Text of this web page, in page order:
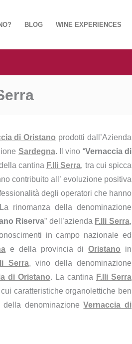
BLOG WINE EXPERIENCES
di Oristano prodotti dall’Azienda
Sardegna. Il vino “Vernaccia di
cantina F.lli Serra, tra cui spicca
contribuito all’ evoluzione positiva
degli operatori che hanno
rinomanza della denominazione
Riserva” dell’azienda F.lli Serra,
in campo nazionale ed
e della provincia diOristano in
Serra, vino della denominazione
di Oristano. La cantina F.lli Serra
caratteristiche organolettiche ben
della denominazioneVernaccia di